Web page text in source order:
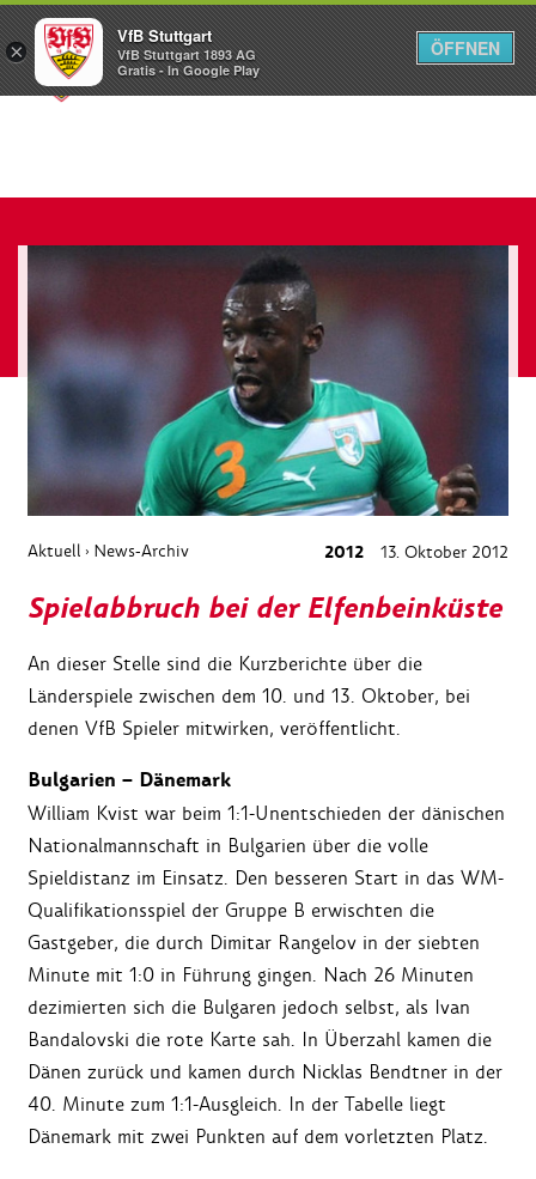
Menü
Aktuell › News-Archiv 2012 13. Oktober 2012
Spielabbruch bei der Elfenbeinküste
An dieser Stelle sind die Kurzberichte über die
Länderspiele zwischen dem 10. und 13. Oktober, bei
denen VfB Spieler mitwirken, veröffentlicht.
Bulgarien – Dänemark
William Kvist war beim 1:1-Unentschieden der dänischen
Nationalmannschaft in Bulgarien über die volle
Spieldistanz im Einsatz. Den besseren Start in das WM-
Qualifikationsspiel der Gruppe B erwischten die
Gastgeber, die durch Dimitar Rangelov in der siebten
Minute mit 1:0 in Führung gingen. Nach 26 Minuten
dezimierten sich die Bulgaren jedoch selbst, als Ivan
Bandalovski die rote Karte sah. In Überzahl kamen die
Dänen zurück und kamen durch Nicklas Bendtner in der
40. Minute zum 1:1-Ausgleich. In der Tabelle liegt
Dänemark mit zwei Punkten auf dem vorletzten Platz.
×
VfB Stuttgart
VfB Stuttgart 1893 AG
Gratis - In Google Play
ÖFFNEN